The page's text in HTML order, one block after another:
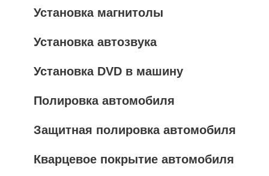
Установка магнитолы
Установка автозвука
Установка DVD в машину
Полировка автомобиля
Защитная полировка автомобиля
Кварцевое покрытие автомобиля